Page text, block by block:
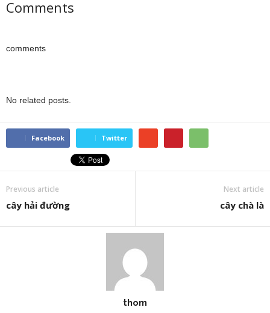
Comments
comments
No related posts.
Facebook Twitter
Previous article
cây hải đường
Next article
cây chà là
thom